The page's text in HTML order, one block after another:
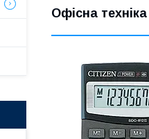
Офісна техніка